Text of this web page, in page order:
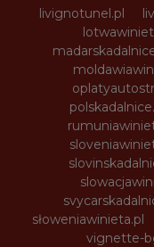
livignotunel.pl
słoweniawinieta.pl
vignette-